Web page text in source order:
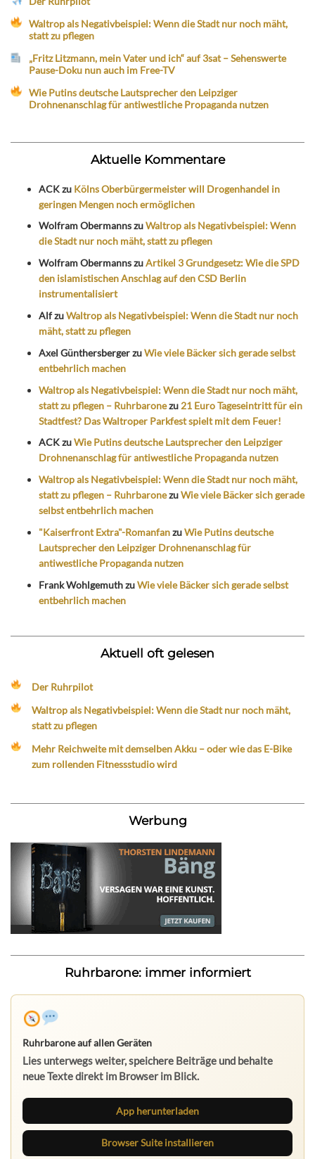
Waltrop als Negativbeispiel: Wenn die Stadt nur noch mäht,
statt zu pflegen
„Fritz Litzmann, mein Vater und ich“ auf 3sat – Sehenswerte
Pause-Doku nun auch im Free-TV
Wie Putins deutsche Lautsprecher den Leipziger
Drohnenanschlag für antiwestliche Propaganda nutzen
Aktuelle Kommentare
ACKzu Kölns Oberbürgermeister will Drogenhandel in
geringen Mengen noch ermöglichen
Wolfram ObermannszuWaltrop als Negativbeispiel: Wenn
die Stadt nur noch mäht, statt zu pflegen
Wolfram ObermannszuArtikel 3 Grundgesetz: Wie die SPD
den islamistischen Anschlag auf den CSD Berlin
instrumentalisiert
AlfzuWaltrop als Negativbeispiel: Wenn die Stadt nur noch
mäht, statt zu pflegen
Axel GünthersbergerzuWie viele Bäcker sich gerade selbst
entbehrlich machen
Waltrop als Negativbeispiel: Wenn die Stadt nur noch mäht,
statt zu pflegen – Ruhrbaronezu 21 Euro Tageseintritt für ein
Stadtfest? Das Waltroper Parkfest spielt mit dem Feuer!
ACKzuWie Putins deutsche Lautsprecher den Leipziger
Drohnenanschlag für antiwestliche Propaganda nutzen
Waltrop als Negativbeispiel: Wenn die Stadt nur noch mäht,
statt zu pflegen – RuhrbaronezuWie viele Bäcker sich gerade
selbst entbehrlich machen
"Kaiserfront Extra"-RomanfanzuWie Putins deutsche
Lautsprecher den Leipziger Drohnenanschlag für
antiwestliche Propaganda nutzen
Frank WohlgemuthzuWie viele Bäcker sich gerade selbst
entbehrlich machen
Aktuell oft gelesen
Der Ruhrpilot
Waltrop als Negativbeispiel: Wenn die Stadt nur noch mäht,
statt zu pflegen
Mehr Reichweite mit demselben Akku – oder wie das E-Bike
zum rollenden Fitnessstudio wird
Werbung
Ruhrbarone: immer informiert
Ruhrbarone auf allen Geräten
Lies unterwegs weiter, speichere Beiträge und behalte
neue Texte direkt im Browser im Blick.
App herunterladen
Browser Suite installieren